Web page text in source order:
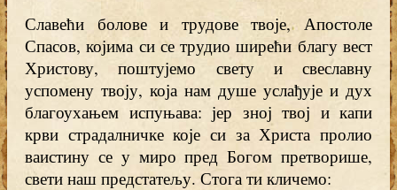
Славећи болове и трудове твоје, Апостоле
Спасов, којима си се трудио ширећи благу вест
Христову, поштујемо свету и свеславну
успомену твоју, која нам душе услађује и дух
благоухањем испуњава: јер зној твој и капи
крви страдалничке које си за Христа пролио
ваистину се у миро пред Богом претворише,
свети наш предстатељу. Стога ти кличемо: